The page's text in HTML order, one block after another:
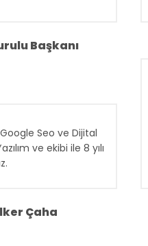
hizmetlerini
en önemli nedeni
Başkanı
Seo ve Dijital
ve ekibi ile 8 yılı
Çaha